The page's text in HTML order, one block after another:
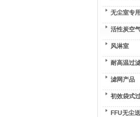
无尘室专
活性炭空
风淋室
耐高温过
滤网产品
初效袋式
FFU无尘